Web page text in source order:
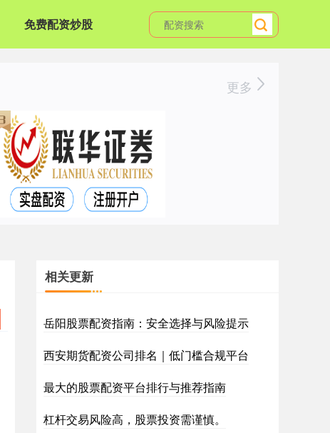
免费配资炒股
更多
相关更新
岳阳股票配资指南：安全选择与风险提示
西安期货配资公司排名｜低门槛合规平台
最大的股票配资平台排行与推荐指南
杠杆交易风险高，股票投资需谨慎。